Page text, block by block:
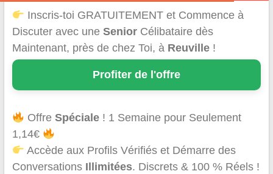
Inscris-toi GRATUITEMENT et Commence à
Discuter avec une SeniorCélibataire dès
Maintenant, près de chez Toi, à Reuville!
Profiter de l'offre
OffreSpéciale ! 1 Semaine pour Seulement
1,14€
Accède aux Profils Vérifiés et Démarre des
Conversations Illimitées. Discrets & 100 % Réels !